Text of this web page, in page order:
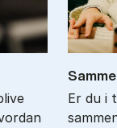
Er du i